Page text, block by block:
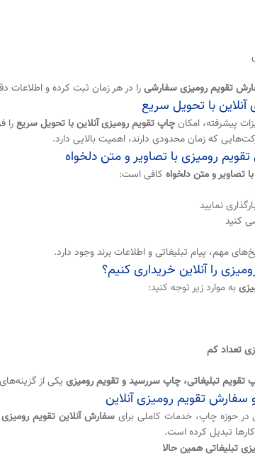
تقویم رومیزی سفارشیرا در هر زمان ثبت کرده و اطلاعات
با تحویل سریع
پیشرفته، امکانچاپ تقویم رومیزی آنلاین با تحویل سریعرا
که زمان محدودی دارند، اهمیت بالایی دارد.
رومیزی با تصاویر و متن دلخواه
تصاویر و متن دلخواه کافی است:
مهم، پیام تبلیغاتی و اطلاعات برند وجود دارد.
را آنلاین خریداری کنیم؟
به موارد زیر توجه کنید:
تعداد کم
تقویم تبلیغاتی، چاپ سررسید و تقویم رومیزی یکی از
تقویم رومیزی آنلاین
حوزه چاپ، خدمات کاملی برای سفارش آنلاین تقویم
تبدیل کرده است.
تبلیغاتی همین حالا